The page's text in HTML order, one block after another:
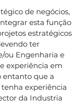
de negócios,
esta função
estratégicos
ter
ou Engenharia e
experiência em
entanto que a
experiência
da Industria